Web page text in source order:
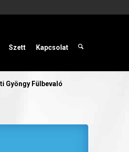
Szett Kapcsolat
Gyöngy Fülbevaló